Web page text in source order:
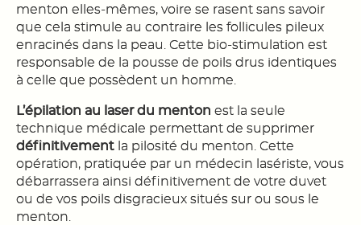
menton elles-mêmes, voire se rasent sans savoir
que cela stimule au contraire les follicules pileux
enracinés dans la peau. Cette bio-stimulation est
responsable de la pousse de poils drus identiques
à celle que possèdent un homme.
L’épilation au laser du menton est la seule
technique médicale permettant de supprimer
définitivement la pilosité du menton. Cette
opération, pratiquée par un médecin lasériste, vous
débarrassera ainsi définitivement de votre duvet
ou de vos poils disgracieux situés sur ou sous le
menton.